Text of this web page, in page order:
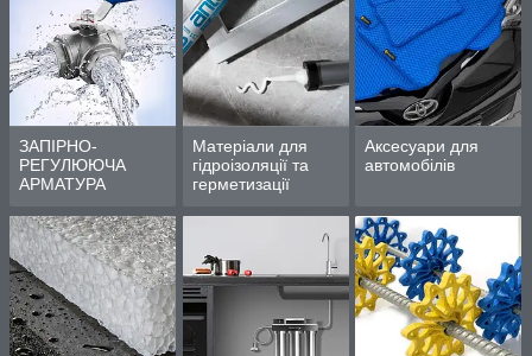
ЗАПІРНО-
РЕГУЛЮЮЧА
АРМАТУРА
Матеріали для
гідроізоляції та
герметизації
Аксесуари для
автомобілів